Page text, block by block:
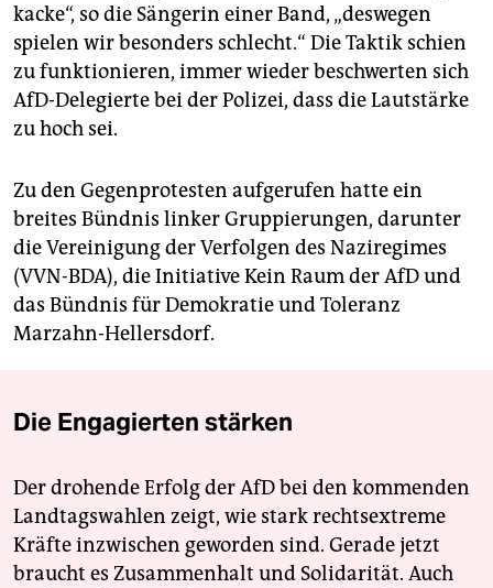
kacke“, so die Sängerin einer Band, „deswegen
spielen wir besonders schlecht.“ Die Taktik schien
zu funktionieren, immer wieder beschwerten sich
AfD-Delegierte bei der Polizei, dass die Lautstärke
zu hoch sei.
Zu den Gegenprotesten aufgerufen hatte ein
breites Bündnis linker Gruppierungen, darunter
die Vereinigung der Verfolgen des Naziregimes
(VVN-BDA), die Initiative Kein Raum der AfD und
das Bündnis für Demokratie und Toleranz
Marzahn-Hellersdorf.
Die Engagierten stärken
Der drohende Erfolg der AfD bei den kommenden
Landtagswahlen zeigt, wie stark rechtsextreme
Kräfte inzwischen geworden sind. Gerade jetzt
braucht es Zusammenhalt und Solidarität. Auch